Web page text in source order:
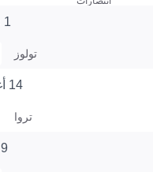
1 فبراير 2023
تولوز
14 أغسطس 2022
تروا
9 يوليو 2022